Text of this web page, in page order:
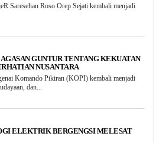
Saresehan Roso Orep Sejati kembali menjadi
GUNTUR TENTANG KEKUATAN
NUSANTARA
Komando Pikiran (KOPI) kembali menjadi
dan...
ELEKTRIK BERGENGSI MELESAT